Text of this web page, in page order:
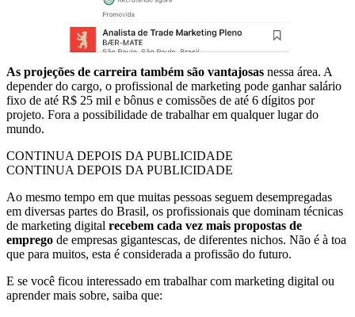
As projeções de carreira também são vantajosas nessa área. A
depender do cargo, o profissional de marketing pode ganhar salário
fixo de até R$ 25 mil e bônus e comissões de até 6 dígitos por
projeto. Fora a possibilidade de trabalhar em qualquer lugar do
mundo.
CONTINUA DEPOIS DA PUBLICIDADE
CONTINUA DEPOIS DA PUBLICIDADE
Ao mesmo tempo em que muitas pessoas seguem desempregadas
em diversas partes do Brasil, os profissionais que dominam técnicas
de marketing digital recebem cada vez mais propostas de
emprego de empresas gigantescas, de diferentes nichos. Não é à toa
que para muitos, esta é considerada a profissão do futuro.
E se você ficou interessado em trabalhar com marketing digital ou
aprender mais sobre, saiba que: